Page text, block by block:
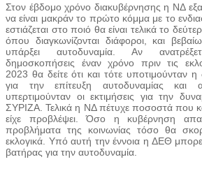
Στον έβδομο χρόνο διακυβέρνησης η ΝΔ
να είναι μακράν το πρώτο κόμμα με το
εστιάζεται στο ποιό θα είναι τελικά το
όπου διαγκωνίζονται διάφοροι, και
υπάρξει αυτοδυναμία. Αν
δημοσκοπήσεις έναν χρόνο πριν τις
2023 θα δείτε ότι και τότε υποτιμούνταν η
για την επίτευξη αυτοδυναμίας και
υπερτιμούνταν οι εκτιμήσεις για την
ΣΥΡΙΖΑ. Τελικά η ΝΔ πέτυχε ποσοστά που
είχε προβλέψει. Όσο η κυβέρνηση
προβλήματα της κοινωνίας τόσο θα
εκλογικά. Υπό αυτή την έννοια η ΔΕΘ
βατήρας για την αυτοδυναμία.